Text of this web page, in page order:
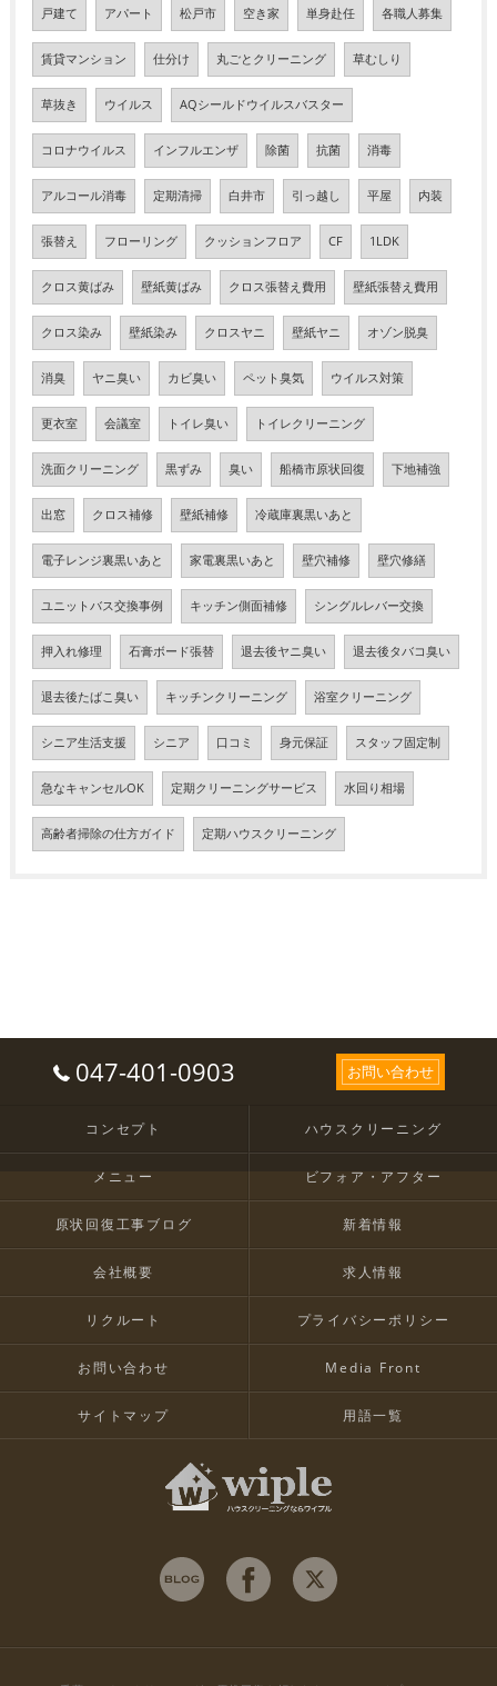
戸建て アパート 松戸市 空き家 単身赴任 各職人募集
賃貸マンション 仕分け 丸ごとクリーニング 草むしり
草抜き ウイルス AQシールドウイルスバスター
コロナウイルス インフルエンザ 除菌 抗菌 消毒
アルコール消毒 定期清掃 白井市 引っ越し 平屋 内装
張替え フローリング クッションフロア CF 1LDK
クロス黄ばみ 壁紙黄ばみ クロス張替え費用 壁紙張替え費用
クロス染み 壁紙染み クロスヤニ 壁紙ヤニ オゾン脱臭
消臭 ヤニ臭い カビ臭い ペット臭気 ウイルス対策
更衣室 会議室 トイレ臭い トイレクリーニング
洗面クリーニング 黒ずみ 臭い 船橋市原状回復 下地補強
出窓 クロス補修 壁紙補修 冷蔵庫裏黒いあと
電子レンジ裏黒いあと 家電裏黒いあと 壁穴補修 壁穴修繕
ユニットバス交換事例 キッチン側面補修 シングルレバー交換
押入れ修理 石膏ボード張替 退去後ヤニ臭い 退去後タバコ臭い
退去後たばこ臭い キッチンクリーニング 浴室クリーニング
シニア生活支援 シニア 口コミ 身元保証 スタッフ固定制
急なキャンセルOK 定期クリーニングサービス 水回り相場
高齢者掃除の仕方ガイド 定期ハウスクリーニング
047-401-0903 お問い合わせ
コンセプト ハウスクリーニング
メニュー ビフォア・アフター
原状回復工事ブログ 新着情報
会社概要 求人情報
リクルート プライバシーポリシー
お問い合わせ Media Front
サイトマップ 用語一覧